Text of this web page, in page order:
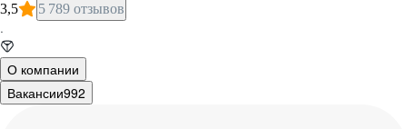
3,5 5 789 отзывов
·
О компании
Вакансии992